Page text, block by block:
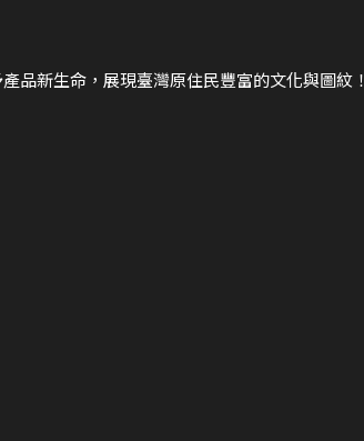
品新生命，展現臺灣原住民豐富的文化與圖紋！